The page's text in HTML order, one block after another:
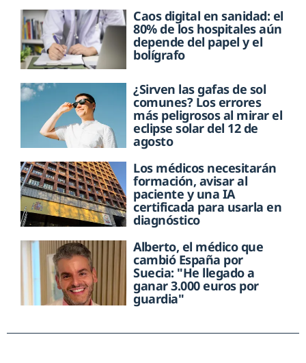
Caos digital en sanidad: el
80% de los hospitales aún
depende del papel y el
bolígrafo
¿Sirven las gafas de sol
comunes? Los errores
más peligrosos al mirar el
eclipse solar del 12 de
agosto
Los médicos necesitarán
formación, avisar al
paciente y una IA
certificada para usarla en
diagnóstico
Alberto, el médico que
cambió España por
Suecia: "He llegado a
ganar 3.000 euros por
guardia"